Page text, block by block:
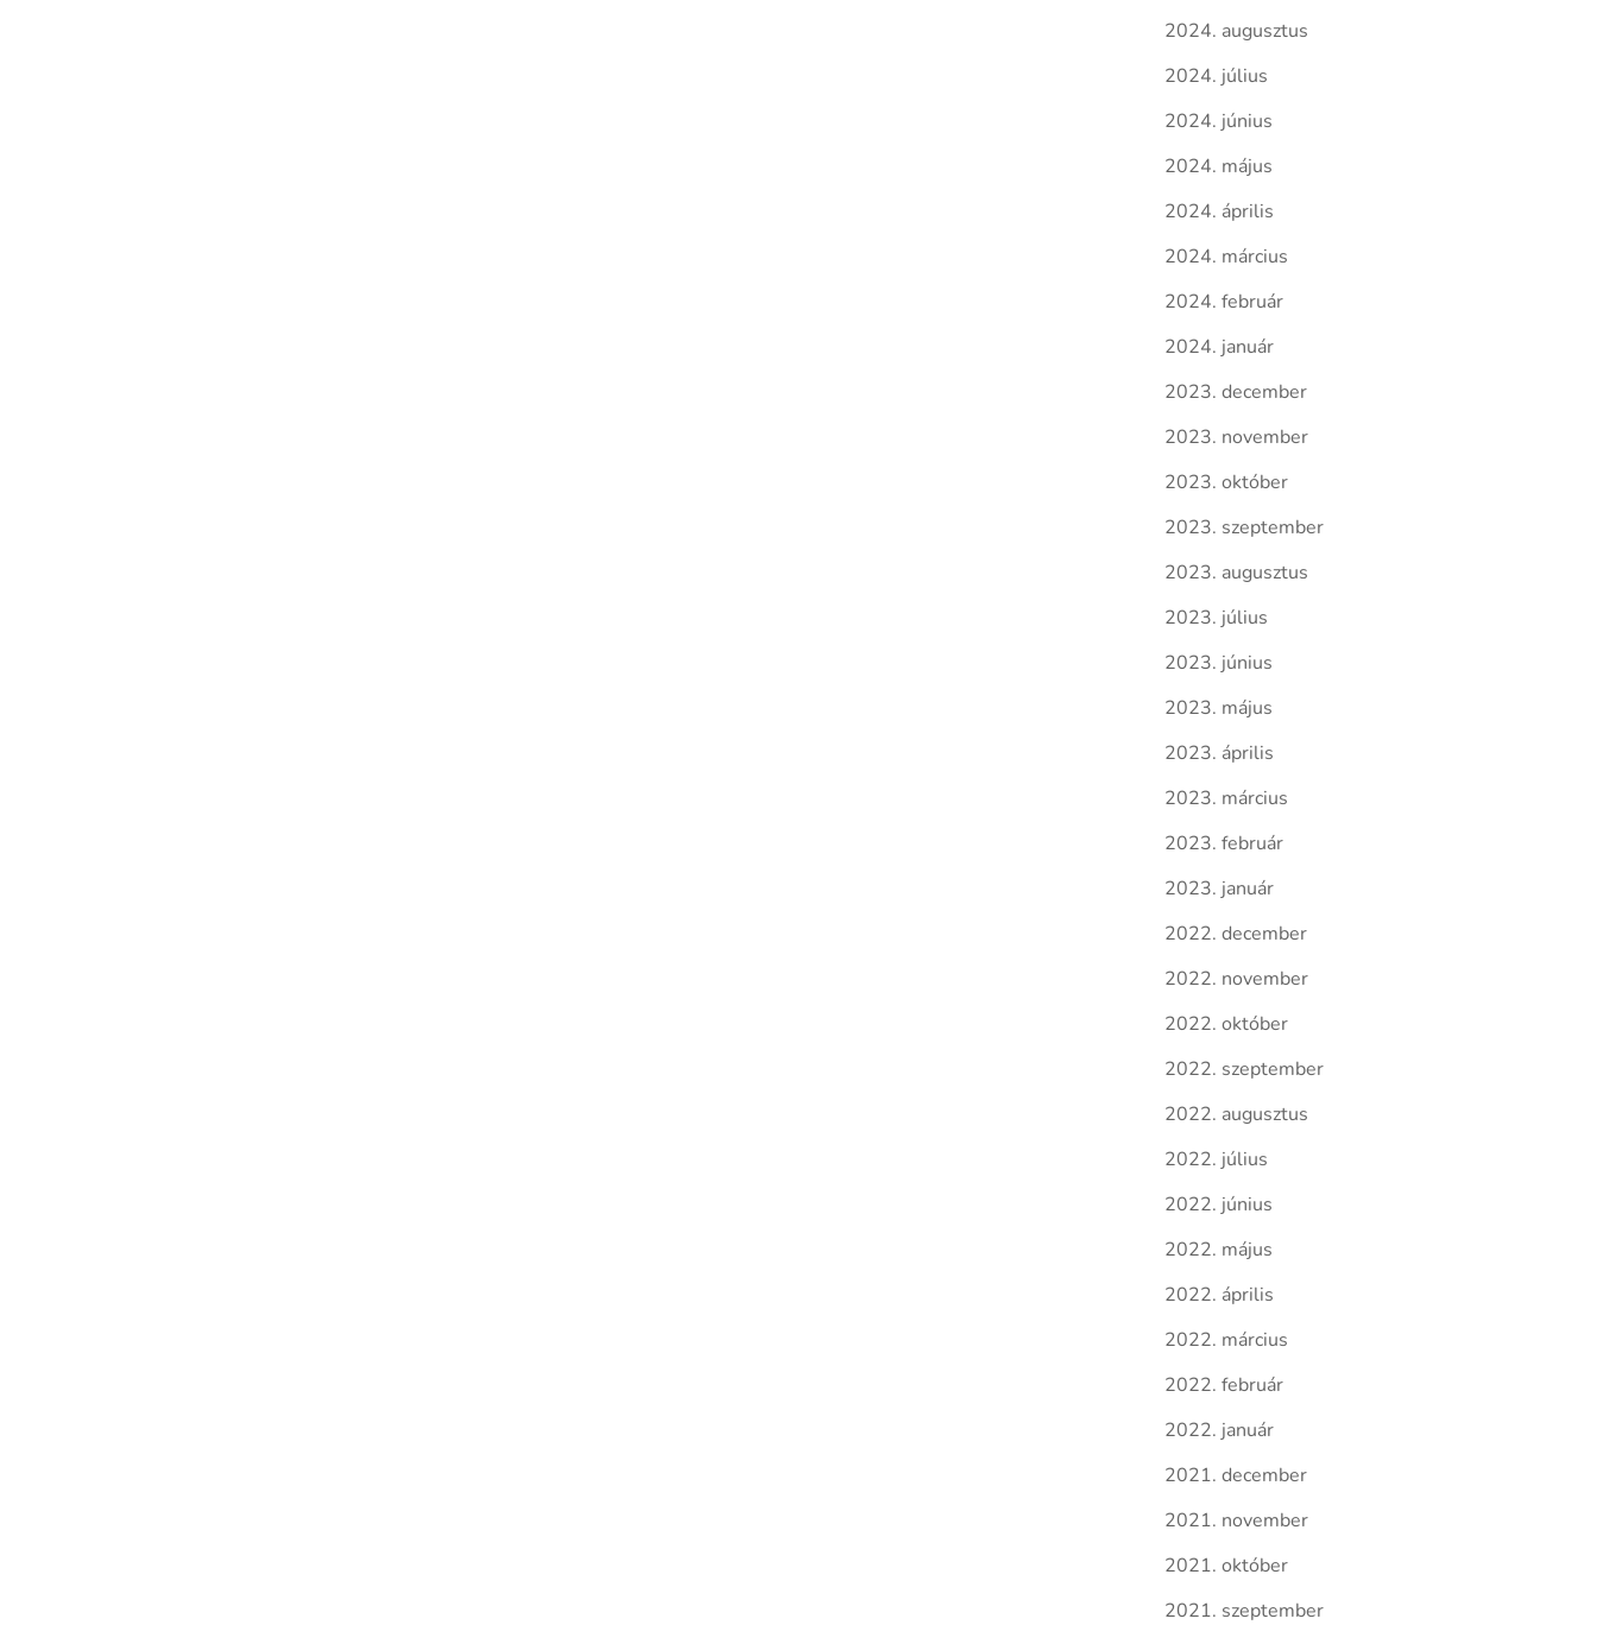
2024. augusztus
2024. július
2024. június
2024. május
2024. április
2024. március
2024. február
2024. január
2023. december
2023. november
2023. október
2023. szeptember
2023. augusztus
2023. július
2023. június
2023. május
2023. április
2023. március
2023. február
2023. január
2022. december
2022. november
2022. október
2022. szeptember
2022. augusztus
2022. július
2022. június
2022. május
2022. április
2022. március
2022. február
2022. január
2021. december
2021. november
2021. október
2021. szeptember